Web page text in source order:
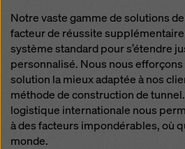
Notre vaste gamme de solutions
facteur de réussite
système standard pour s’étendre
personnalisé. Nous nous
solution la mieux adaptée à nos
méthode de construction de
logistique internationale nous
à des facteurs impondérables, où
monde.